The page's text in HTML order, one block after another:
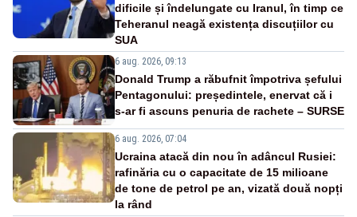
dificile și îndelungate cu Iranul, în timp ce
Teheranul neagă existența discuțiilor cu
SUA
6 aug. 2026, 09:13
Donald Trump a răbufnit împotriva șefului
Pentagonului: președintele, enervat că i
s-ar fi ascuns penuria de rachete – SURSE
6 aug. 2026, 07:04
Ucraina atacă din nou în adâncul Rusiei:
rafinăria cu o capacitate de 15 milioane
de tone de petrol pe an, vizată două nopți
la rând